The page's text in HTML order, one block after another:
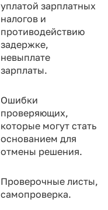
уплатой зарплатных
налогов и
противодействию
задержке,
невыплате
зарплаты.
Ошибки
проверяющих,
которые могут стать
основанием для
отмены решения.
Проверочные листы,
самопроверка.